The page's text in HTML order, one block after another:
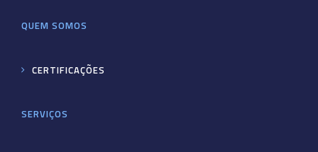
QUEM SOMOS
CERTIFICAÇÕES
SERVIÇOS